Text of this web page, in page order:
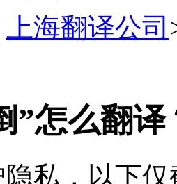
上海翻译公司
”怎么翻译
私，以下